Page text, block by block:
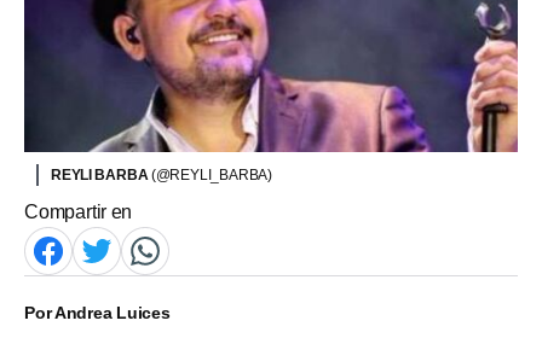
REYLI BARBA(@REYLI_BARBA)
Compartir en
PorAndrea Luices